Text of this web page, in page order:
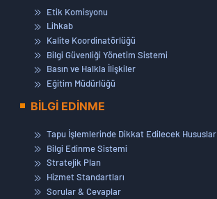
Etik Komisyonu
Lihkab
Kalite Koordinatörlüğü
Bilgi Güvenliği Yönetim Sistemi
Basın ve Halkla İlişkiler
Eğitim Müdürlüğü
BİLGİ EDİNME
Tapu İşlemlerinde Dikkat Edilecek Hususlar
Bilgi Edinme Sistemi
Stratejik Plan
Hizmet Standartları
Sorular & Cevaplar